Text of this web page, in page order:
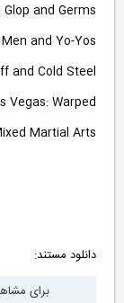
Glop and Germs
Men and Yo-Yos
and Cold Steel
Vegas: Warped
Martial Arts
دانلود مستند:
برای